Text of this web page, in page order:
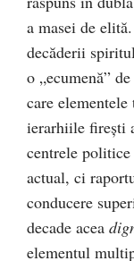
a masei de
decăderii
o „ecumenă”
care
ierarhiile fireşti
centrele
actual, ci
conducere
decade acea
elementul